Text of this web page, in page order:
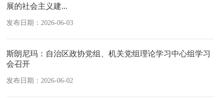
展的社会主义建...
发布日期：2026-06-03
斯朗尼玛：自治区政协党组、机关党组理论学习中心组学习
会召开
发布日期：2026-06-02